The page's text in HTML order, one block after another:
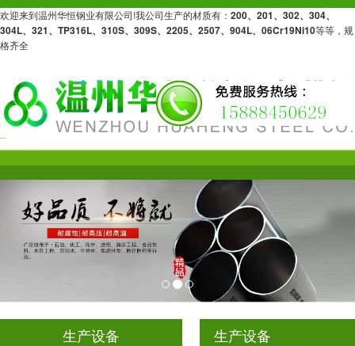
欢迎来到温州华恒钢业有限公司!我公司生产的材质有： 200、201、302、304、
304L、321、TP316L、310S、309S、2205、2507、904L、06Cr19Ni10等等，规
格齐全
生产设备 生产设备